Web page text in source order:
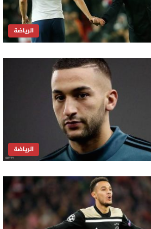
الرياضة
الرياضة